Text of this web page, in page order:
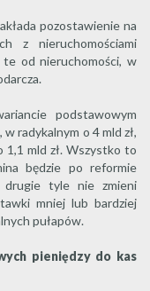
pozostawienie na
z nieruchomościami
te od nieruchomości, w
podstawowym
radykalnym o 4 mld zł,
1,1 mld zł. Wszystko to
będzie po reformie
drugie tyle nie zmieni
mniej lub bardziej
pułapów.
pieniędzy do kas